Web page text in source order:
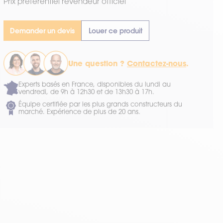
Demander un devis Louer ce produit
Une question ?Contactez-nous.
Experts basés en France, disponibles du lundi au
vendredi, de 9h à 12h30 et de 13h30 à 17h.
Équipe certifiée par les plus grands constructeurs du
marché. Expérience de plus de 20 ans.